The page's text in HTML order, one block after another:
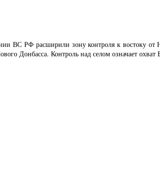
ВС РФ расширили зону контроля к востоку
Донбасса. Контроль над селом означает